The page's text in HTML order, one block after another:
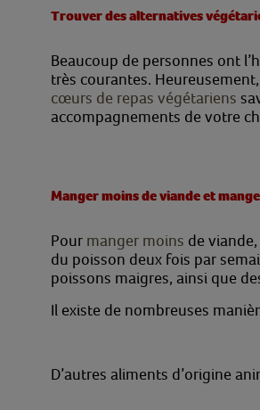
Trouver des alternatives
Beaucoup de personnes ont
très courantes.
cœurs de repas végétariens
accompagnements de votre
Manger moins de viande et
Pour manger moins de
du poisson deux fois par
poissons maigres, ainsi que
Il existe de nombreuses
D’autres aliments d’origine